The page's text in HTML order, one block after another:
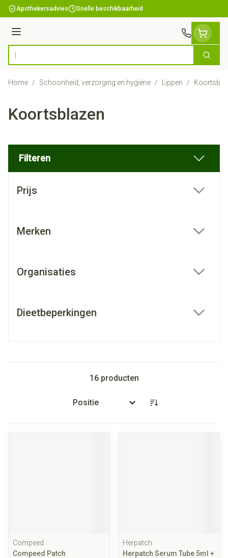
Ga naar de inhoud
Apothekersadvies Snelle beschikbaarheid
Menu
Product, merk, categorie... Zoek
Home / Schoonheid, verzorging en hygiëne / Lippen /
Koortsblazen
Filteren
Prijs
Merken
Organisaties
Dieetbeperkingen
16producten
Sorteer op:
Compeed
Compeed Patch
Herpatch
Herpatch Serum Tube 5ml +